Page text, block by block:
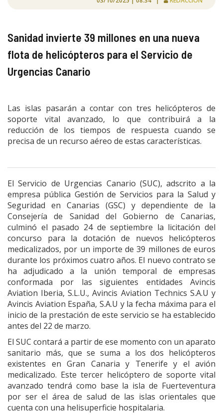
Sanidad invierte 39 millones en una nueva
flota de helicópteros para el Servicio de
Urgencias Canario
Las islas pasarán a contar con tres helicópteros de
soporte vital avanzado, lo que contribuirá a la
reducción de los tiempos de respuesta cuando se
precisa de un recurso aéreo de estas características.
El Servicio de Urgencias Canario (SUC), adscrito a la
empresa pública Gestión de Servicios para la Salud y
Seguridad en Canarias (GSC) y dependiente de la
Consejería de Sanidad del Gobierno de Canarias,
culminó el pasado 24 de septiembre la licitación del
concurso para la dotación de nuevos helicópteros
medicalizados, por un importe de 39 millones de euros
durante los próximos cuatro años. El nuevo contrato se
ha adjudicado a la unión temporal de empresas
conformada por las siguientes entidades Avincis
Aviation Iberia, S.L.U., Avincis Aviation Technics S.A.U y
Avincis Aviation España, S.A.U y la fecha máxima para el
inicio de la prestación de este servicio se ha establecido
antes del 22 de marzo.
El SUC contará a partir de ese momento con un aparato
sanitario más, que se suma a los dos helicópteros
existentes en Gran Canaria y Tenerife y el avión
medicalizado. Este tercer helicóptero de soporte vital
avanzado tendrá como base la isla de Fuerteventura
por ser el área de salud de las islas orientales que
cuenta con una helisuperficie hospitalaria.